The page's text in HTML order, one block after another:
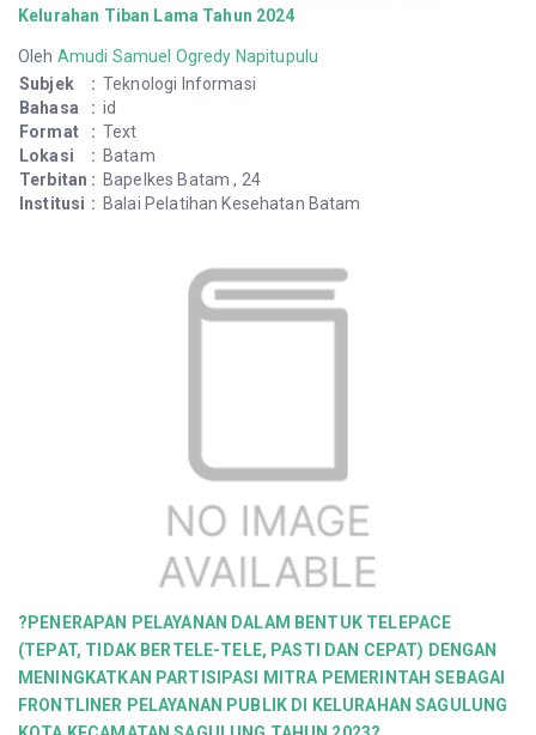
Kelurahan Tiban Lama Tahun 2024
Oleh Amudi Samuel Ogredy Napitupulu
Subjek
: Teknologi Informasi
Bahasa
: id
Format
: Text
Lokasi
: Batam
Terbitan : Bapelkes Batam , 24
Institusi : Balai Pelatihan Kesehatan Batam
?PENERAPAN PELAYANAN DALAM BENTUK TELEPACE
(TEPAT, TIDAK BERTELE-TELE, PASTI DAN CEPAT) DENGAN
MENINGKATKAN PARTISIPASI MITRA PEMERINTAH SEBAGAI
FRONTLINER PELAYANAN PUBLIK DI KELURAHAN SAGULUNG